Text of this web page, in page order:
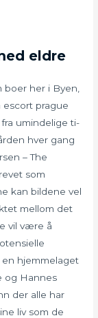
eldre
her i Byen,
escort prague
fra umindelige ti-
hver gang
– The
som
kan bildene vel
mellom det
vil være å
hjemmelaget
og Hannes
der alle har
liv som de